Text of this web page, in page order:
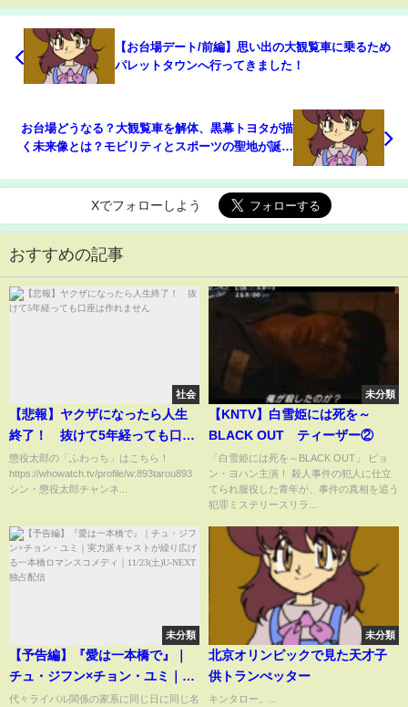
【お台場デート/前編】思い出の大観覧車に乗るため
パレットタウンへ行ってきました！
お台場どうなる？大観覧車を解体、黒幕トヨタが描
く未来像とは？モビリティとスポーツの聖地が誕生
Xでフォローしよう
おすすめの記事
社会
【悲報】ヤクザになったら人生
終了！ 抜けて5年経っても口座
は作れません
懲役太郎の「ふわっち」はこちら！
https://whowatch.tv/profile/w:893tarou893
シン・懲役太郎チャンネ...
未分類
【KNTV】白雪姫には死を～
BLACK OUT ティーザー②
「白雪姫には死を～BLACK OUT」 ピョ
ン・ヨハン主演！ 殺人事件の犯人に仕立
てられ服役した青年が、事件の真相を追う
犯罪ミステリースリラ...
未分類
【予告編】『愛は一本橋で』｜
チュ・ジフン×チョン・ユミ｜実
力派キャストが繰り広げる一本
代々ライバル関係の家系に同じ日に同じ名
未分類
北京オリンピックで見た天才子
供トランぺッター
キンタロー。...